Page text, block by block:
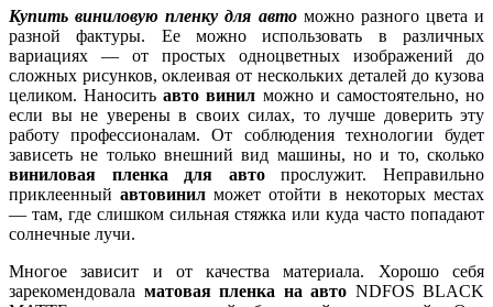
Купить виниловую пленку для авто можно разного цветаи
разной
фактуры. Ее можно использовать вразличных
вариациях — от простых одноцветных изображений
до
сложных рисунков,оклеивая от нескольких деталей до кузова
целиком.Наносить авто винил можнои самостоятельно,но
если вы не увереныв своих силах, то лучше доверитьэту
работу
профессионалам.От соблюдения технологии
будет
зависеть не только внешний вид машины,но и то,сколько
виниловая
пленкадля авто прослужит.Неправильно
приклеенный автовинил может отойти в некоторых местах
— там, где слишком сильная стяжка или куда часто попадают
солнечные лучи.
Многое
зависит и от качества материала. Хорошо
себя
зарекомендовала матовая пленка на авто NDFOS BLACK